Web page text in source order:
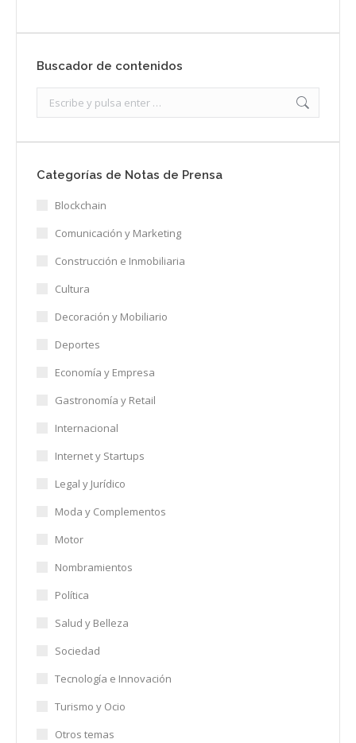
Buscador de contenidos
Categorías de Notas de Prensa
Blockchain
Comunicación y Marketing
Construcción e Inmobiliaria
Cultura
Decoración y Mobiliario
Deportes
Economía y Empresa
Gastronomía y Retail
Internacional
Internet y Startups
Legal y Jurídico
Moda y Complementos
Motor
Nombramientos
Política
Salud y Belleza
Sociedad
Tecnología e Innovación
Turismo y Ocio
Otros temas